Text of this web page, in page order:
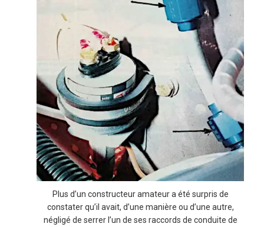
Plus d’un constructeur amateur a été surpris de
constater qu’il avait, d’une manière ou d’une autre,
négligé de serrer l’un de ses raccords de conduite de